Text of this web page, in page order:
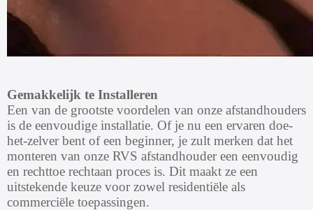
Gemakkelijk te Installeren
Een van de grootste voordelen van onze afstandhouders
is de eenvoudige installatie. Of je nu een ervaren doe-
het-zelver bent of een beginner, je zult merken dat het
monteren van onze RVS afstandhouder een eenvoudig
en rechttoe rechtaan proces is. Dit maakt ze een
uitstekende keuze voor zowel residentiële als
commerciële toepassingen.